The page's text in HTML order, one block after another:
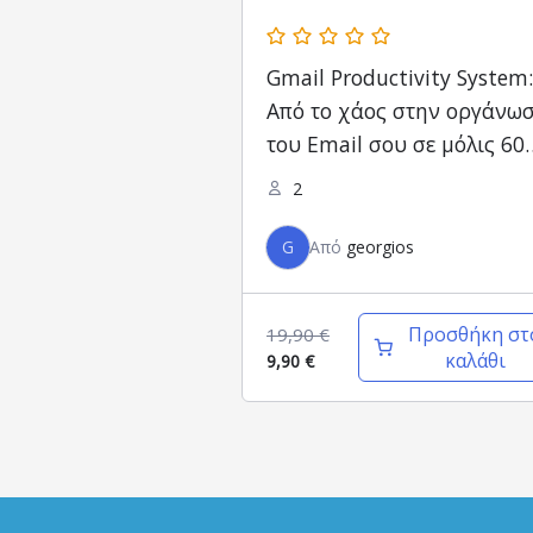
Gmail Productivity System:
Από το χάος στην
του Email σου σε μόλις 60
λεπτά
2
G Από georgios
19,90€
9,90 €
Προσθήκη
καλάθι